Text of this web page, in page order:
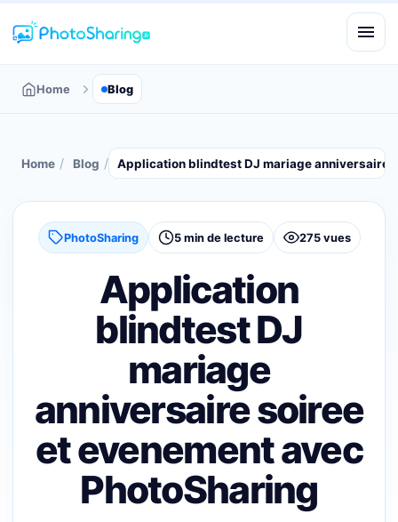
Home Blog
Home / Blog / Application blindtest DJ mariage anniversaire
PhotoSharing 5 min de lecture 275 vues
Application
blindtest DJ
mariage
anniversaire soiree
et evenement avec
PhotoSharing